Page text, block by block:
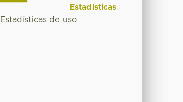
Estadísticas
Estadísticas de uso